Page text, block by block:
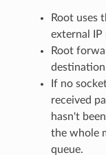
Root uses
external
Root
If no
received
hasn't
the whole
queue.